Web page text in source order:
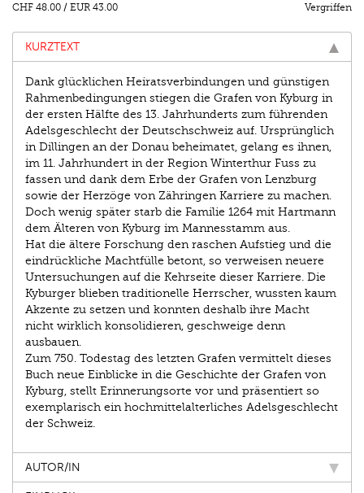
CHF 48.00 / EUR 43.00 Vergriffen
KURZTEXT
Dank glücklichen Heiratsverbindungen und günstigen
Rahmenbedingungen stiegen die Grafen von Kyburg in
der ersten Hälfte des 13. Jahrhunderts zum führenden
Adelsgeschlecht der Deutschschweiz auf. Ursprünglich
in Dillingen an der Donau beheimatet, gelang es ihnen,
im 11. Jahrhundert in der Region Winterthur Fuss zu
fassen und dank dem Erbe der Grafen von Lenzburg
sowie der Herzöge von Zähringen Karriere zu machen.
Doch wenig später starb die Familie 1264 mit Hartmann
dem Älteren von Kyburg im Mannesstamm aus.
Hat die ältere Forschung den raschen Aufstieg und die
eindrückliche Machtfülle betont, so verweisen neuere
Untersuchungen auf die Kehrseite dieser Karriere. Die
Kyburger blieben traditionelle Herrscher, wussten kaum
Akzente zu setzen und konnten deshalb ihre Macht
nicht wirklich konsolidieren, geschweige denn
ausbauen.
Zum 750. Todestag des letzten Grafen vermittelt dieses
Buch neue Einblicke in die Geschichte der Grafen von
Kyburg, stellt Erinnerungsorte vor und präsentiert so
exemplarisch ein hochmittelalterliches Adelsgeschlecht
der Schweiz.
AUTOR/IN